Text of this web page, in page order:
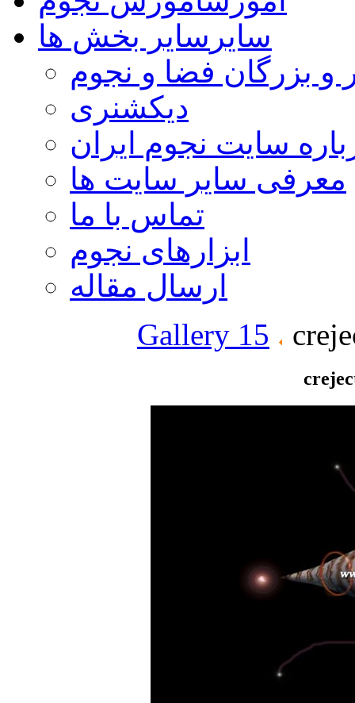
سایر سایر بخش ها
و بزرگان فضا و نجوم
دیکشنری
سایت نجوم ایران
معرفی سایر سایت ها
تماس با ما
ابزارهای نجوم
ارسال مقاله
Gallery 15